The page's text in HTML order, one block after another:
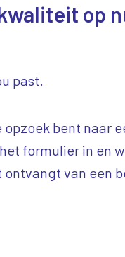
op
past.
opzoek bent naar
formulier in en
van een